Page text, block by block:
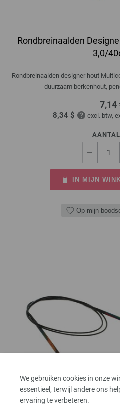
We gebruiken cookies in onze
essentieel, terwijl andere ons
ervaring te verbeteren.
Rondbreinaalden
3,0/
Rondbreinaalden designer hout
duurzaam berkenhout,
7,14
8,34 $ excl. btw,
AANTAL
IN MIJN
Op mijn